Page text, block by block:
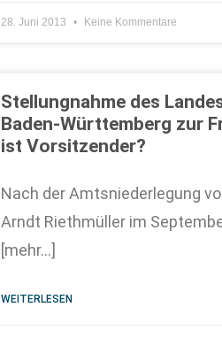
28. Juni 2013 Keine Kommentare
Stellungnahme des
Baden-Württemberg zur
ist Vorsitzender?
Nach der Amtsniederlegung
Arndt Riethmüller im
[mehr…]
WEITERLESEN